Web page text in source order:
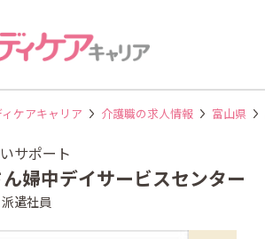
ケアキャリア 介護職の求人情報 富山県
サポート
婦中デイサービスセンター
遣社員